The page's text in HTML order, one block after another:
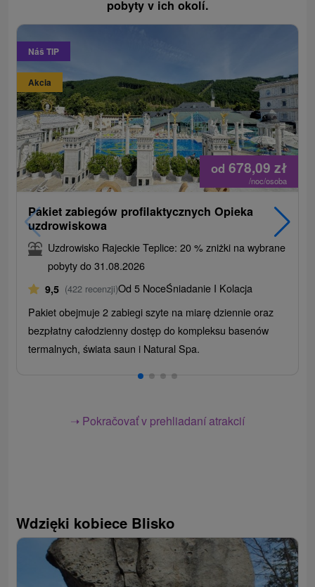
pobyty v ich okolí.
Náš TIP
Akcia
od 678,09zł
/noc/osoba
Pakiet zabiegów profilaktycznych Opieka
uzdrowiskowa
Uzdrowisko Rajeckie Teplice: 20 % zniżki na wybrane
pobyty do 31.08.2026
9,5 (422 recenzji)Od 5 NoceŚniadanie I Kolacja
Pakiet obejmuje 2 zabiegi szyte na miarę dziennie oraz
bezpłatny całodzienny dostęp do kompleksu basenów
termalnych, świata saun i Natural Spa.
➝ Pokračovať v prehliadaní atrakcií
Wdzięki kobiece Blisko